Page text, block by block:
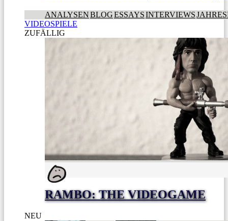
ANALYSENBLOGESSAYSINTERVIEWS
VIDEOSPIELE
ZUFÄLLIG
RAMBO: THE VIDEOGAME
NEU